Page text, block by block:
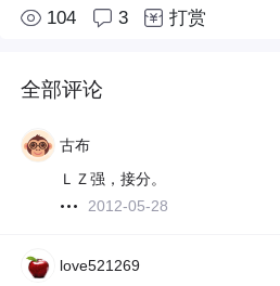
104 3 打赏
全部评论
古布
ＬＺ强，接分。
2012-05-28
love521269